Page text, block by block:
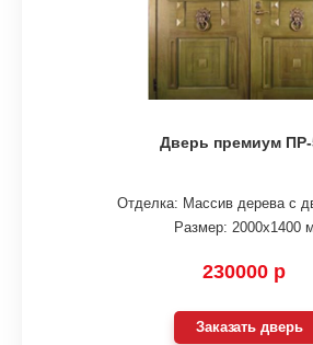
Дверь премиум ПР-
Отделка: Массив дерева с
Размер: 2000х1400
230000 р
Заказать дверь